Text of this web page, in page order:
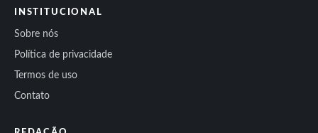
INSTITUCIONAL
Sobre nós
Política de privacidade
Termos de uso
Contato